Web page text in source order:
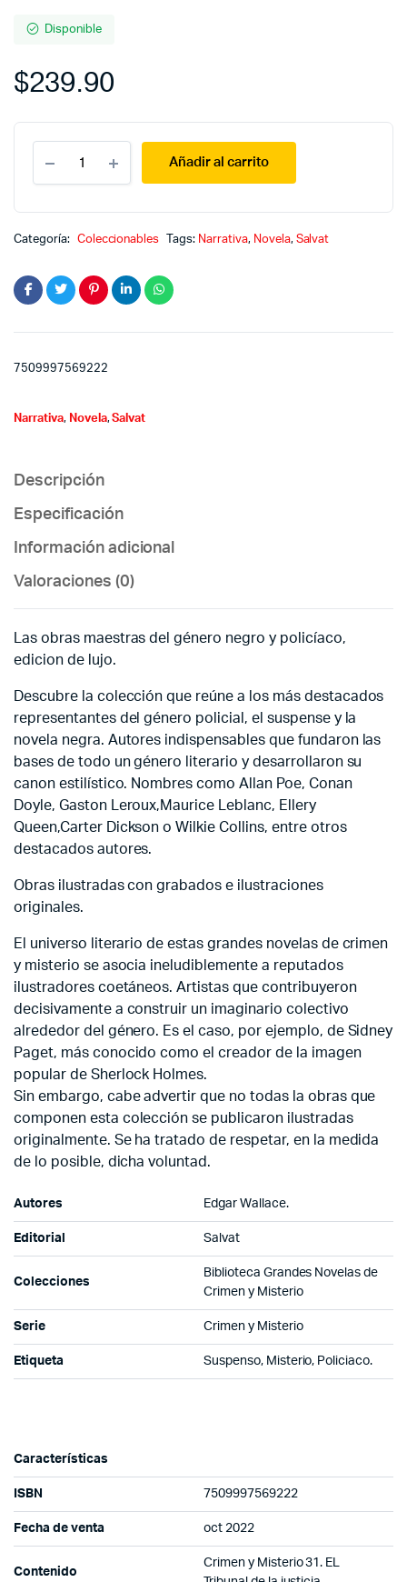
Disponible
$239.90
misterio
El
la
justícia
Añadir al carrito
Categoría: Coleccionables Tags: Narrativa, Novela, Salvat
7509997569222
Narrativa, Novela,Salvat
Descripción
Especificación
Información adicional
Valoraciones (0)
Las obras maestras del género negro y policíaco,
edicion de lujo.
Descubre la colección que reúne a los más destacados
representantes del género policial, el suspense y la
novela negra. Autores indispensables que fundaron las
bases de todo un género literario y desarrollaron su
canon estilístico. Nombres como Allan Poe, Conan
Doyle, Gaston Leroux,Maurice Leblanc, Ellery
Queen,Carter Dickson o Wilkie Collins, entre otros
destacados autores.
Obras ilustradas con grabados e ilustraciones
originales.
El universo literario de estas grandes novelas de crimen
y misterio se asocia ineludiblemente a reputados
ilustradores coetáneos. Artistas que contribuyeron
decisivamente a construir un imaginario colectivo
alrededor del género. Es el caso, por ejemplo, de Sidney
Paget, más conocido como el creador de la imagen
popular de Sherlock Holmes.
Sin embargo, cabe advertir que no todas la obras que
componen esta colección se publicaron ilustradas
originalmente. Se ha tratado de respetar, en la medida
de lo posible, dicha voluntad.
Autores Edgar Wallace.
Editorial Salvat
Colecciones
Biblioteca Grandes Novelas de
Crimen y Misterio
Serie Crimen y Misterio
Etiqueta Suspenso, Misterio, Policiaco.
Características
ISBN 7509997569222
Fecha de venta oct 2022
Contenido
Crimen y Misterio 31. EL